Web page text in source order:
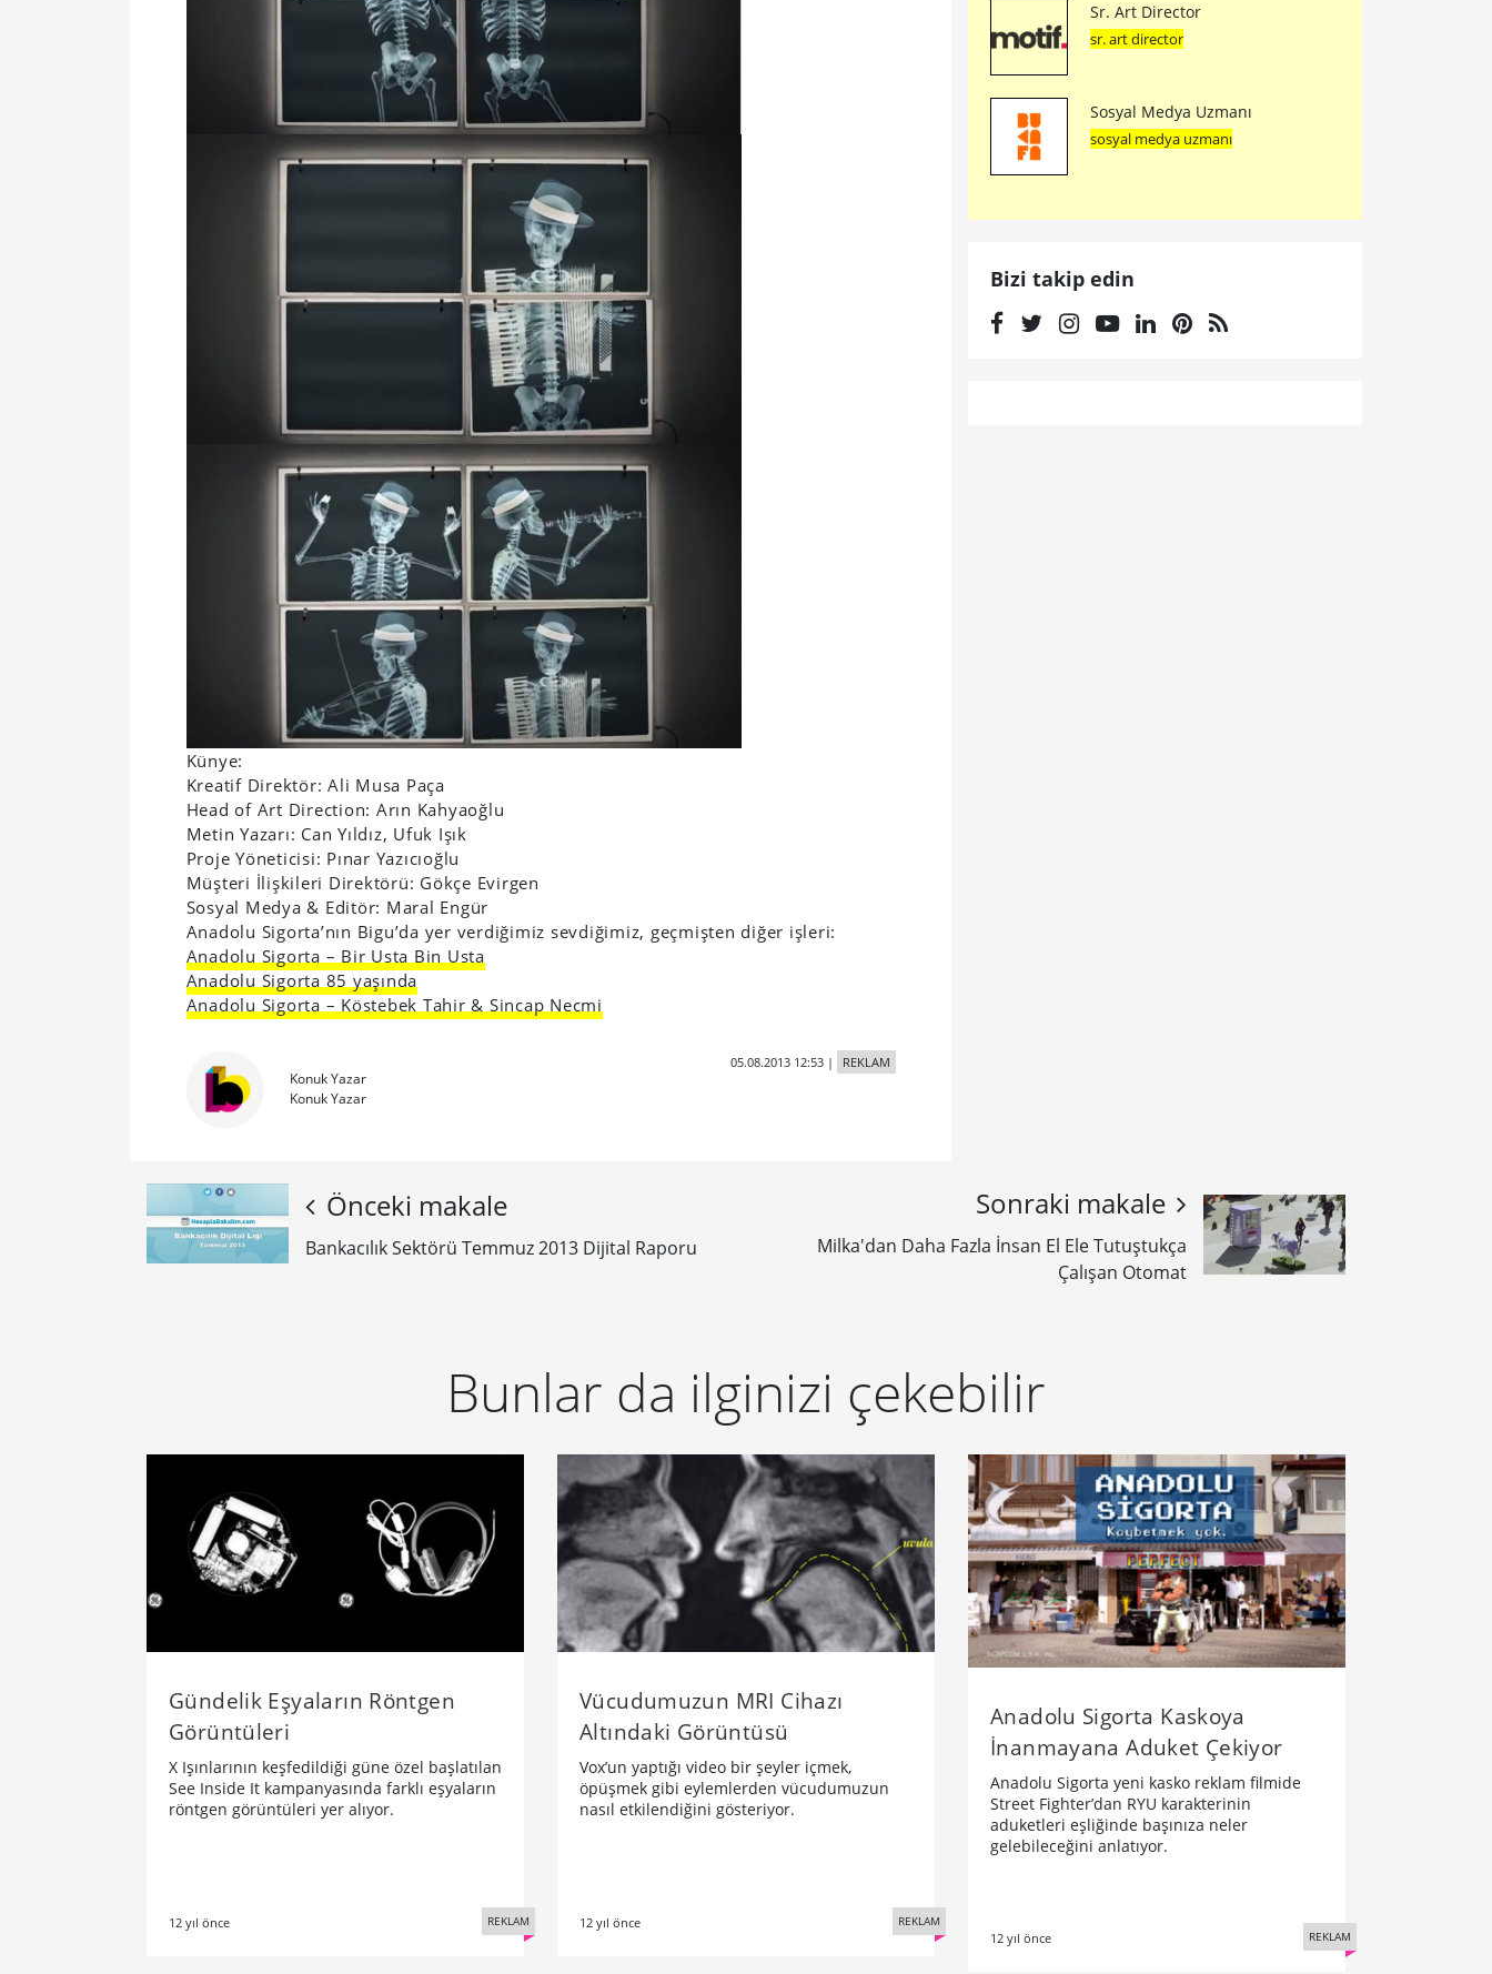
Künye:
Kreatif Direktör: Ali Musa Paça
Head of Art Direction: Arın Kahyaoğlu
Metin Yazarı: Can Yıldız, Ufuk Işık
Proje Yöneticisi: Pınar Yazıcıoğlu
Müşteri İlişkileri Direktörü: Gökçe Evirgen
Sosyal Medya & Editör: Maral Engür
Anadolu Sigorta’nın Bigu’da yer verdiğimiz sevdiğimiz, geçmişten diğer işleri:
Anadolu Sigorta – Bir Usta Bin Usta
Anadolu Sigorta 85 yaşında
Anadolu Sigorta – Köstebek Tahir & Sincap Necmi
Konuk Yazar
Konuk Yazar
05.08.2013 12:53| REKLAM
Sr. Art Director
sr. art director
Sosyal Medya Uzmanı
sosyal medya uzmanı
Bizi takip edin
Önceki makale
Bankacılık Sektörü Temmuz 2013 Dijital Raporu
Sonraki makale
Milka'dan Daha Fazla İnsan El Ele Tutuştukça
Çalışan Otomat
Bunlar da ilginizi çekebilir
Gündelik Eşyaların Röntgen
Görüntüleri
X Işınlarının keşfedildiği güne özel başlatılan
See Inside It kampanyasında farklı eşyaların
röntgen görüntüleri yer alıyor.
12 yıl önce REKLAM
Vücudumuzun MRI Cihazı
Altındaki Görüntüsü
Vox’un yaptığı video bir şeyler içmek,
öpüşmek gibi eylemlerden vücudumuzun
nasıl etkilendiğini gösteriyor.
12 yıl önce REKLAM
Anadolu Sigorta Kaskoya
İnanmayana Aduket Çekiyor
Anadolu Sigorta yeni kasko reklam filmide
Street Fighter’dan RYU karakterinin
aduketleri eşliğinde başınıza neler
gelebileceğini anlatıyor.
12 yıl önce REKLAM